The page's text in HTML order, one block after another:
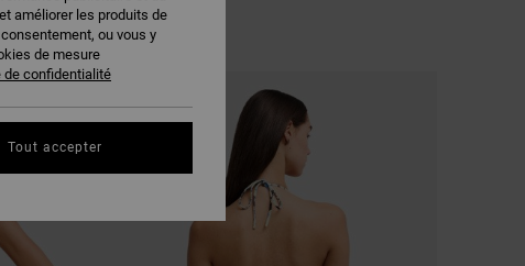
améliorer les produits de
ou vous y
de mesure
de confidentialité
Tout accepter